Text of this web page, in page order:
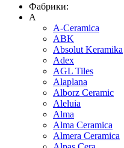
Фабрики:
A
A-Ceramica
ABK
Absolut Keramika
Adex
AGL Tiles
Alaplana
Alborz Ceramic
Aleluia
Alma
Alma Ceramica
Almera Ceramica